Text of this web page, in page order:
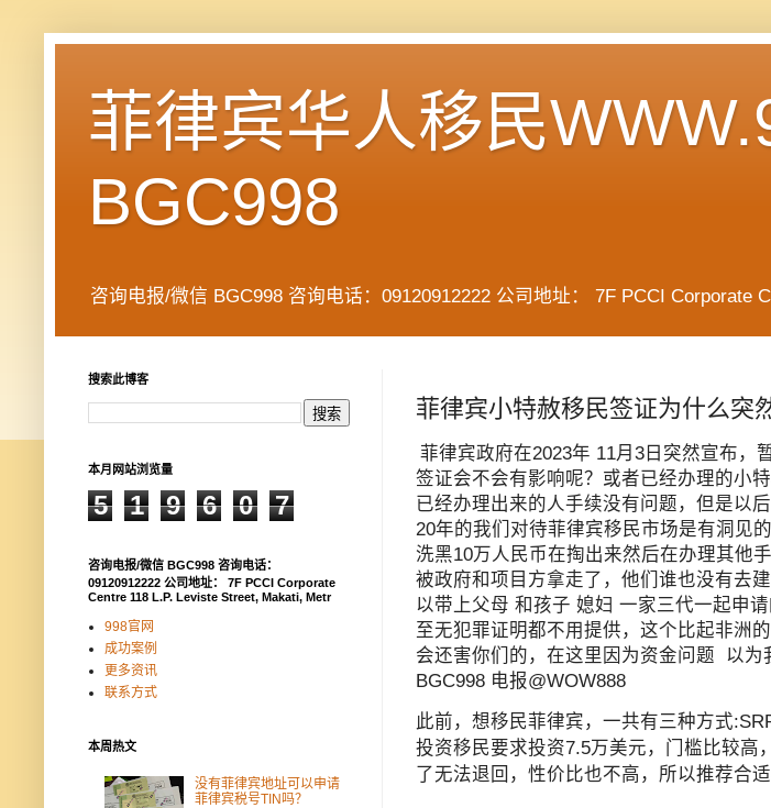
菲律宾华人移民
BGC998
咨询电报/微信 BGC998 咨询电话：09120912222 公司地址： 7F PCCI Corporate
菲律宾小特赦移民签证为什么突
菲律宾政府在2023年 11月3日突然宣布，
签证会不会有影响呢？或者已经办理的小
已经办理出来的人手续没有问题，但是以
20年的我们对待菲律宾移民市场是有洞见
洗黑10万人民币在掏出来然后在办理其他
被政府和项目方拿走了，他们谁也没有去
以带上父母 和孩子 媳妇 一家三代一起申
至无犯罪证明都不用提供，这个比起非洲
会还害你们的，在这里因为资金问题 以
BGC998 电报@WOW888
此前，想移民菲律宾，一共有三种方式
投资移民要求投资7.5万美元，门槛比较高
了无法退回，性价比也不高，所以推荐合
搜索此博客
本月网站浏览量
5 1 9 6 0 7
咨询电报/微信 BGC998 咨询电话：
09120912222 公司地址： 7F PCCI Corporate
Centre 118 L.P. Leviste Street, Makati, Metr
998官网
成功案例
更多资讯
联系方式
本周热文
没有菲律宾地址可以申请
菲律宾税号TIN吗？